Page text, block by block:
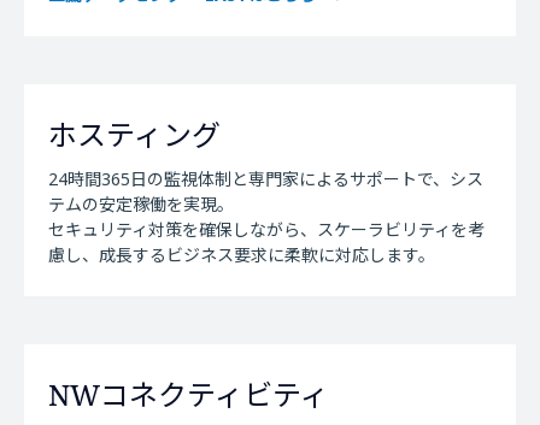
ホスティング
24時間365日の監視体制と専門家によるサポートで、シス
テムの安定稼働を実現。
セキュリティ対策を確保しながら、スケーラビリティを考
慮し、成長するビジネス要求に柔軟に対応します。
NWコネクティビティ